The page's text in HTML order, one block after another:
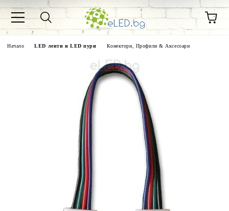
Начало LED ленти и LED пури Конектори, Профили & Аксесоари